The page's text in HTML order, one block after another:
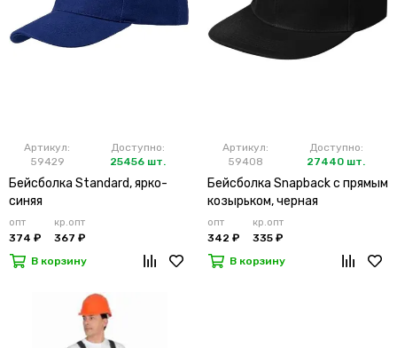
Артикул:
59429
Доступно:
25456 шт.
Бейсболка Standard, ярко-
синяя
опт
374 ₽
кр.опт
367 ₽
В корзину
Артикул:
59408
Доступно:
27440 шт.
Бейсболка Snapback с прямым
козырьком, черная
опт
342 ₽
кр.опт
335 ₽
В корзину